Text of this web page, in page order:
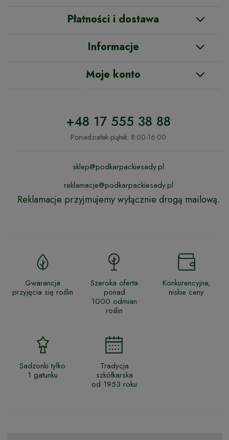
Płatności i dostawa
Informacje
Moje konto
+48 17 555 38 88
Poniedziałek-piątek: 8:00-16:00
sklep@podkarpackiesady.pl
reklamacje@podkarpackiesady.pl
Reklamacje przyjmujemy wyłącznie drogą mailową.
Gwarancja
przyjęcia się roślin
Szeroka oferta
ponad
1000 odmian
roślin
Konkurencyjne,
niskie ceny
Sadzonki tylko
1 gatunku
Tradycja
szkółkarska
od 1953 roku